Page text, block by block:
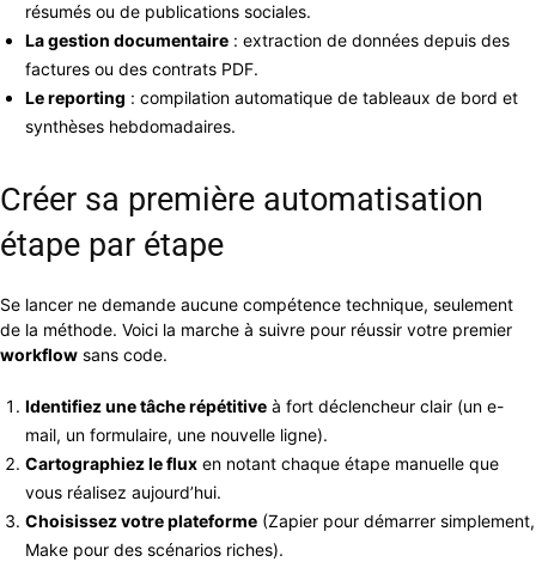
résumés ou de publications sociales.
La gestion documentaire : extraction de données depuis des
factures ou des contrats PDF.
Le reporting : compilation automatique de tableaux de bord et
synthèses hebdomadaires.
Créer sa première automatisation
étape par étape
Se lancer ne demande aucune compétence technique, seulement
de la méthode. Voici la marche à suivre pour réussir votre premier
workflow sans code.
Identifiez une tâche répétitive à fort déclencheur clair (un e-
mail, un formulaire, une nouvelle ligne).
Cartographiez le flux en notant chaque étape manuelle que
vous réalisez aujourd’hui.
Choisissez votre plateforme (Zapier pour démarrer simplement,
Make pour des scénarios riches).